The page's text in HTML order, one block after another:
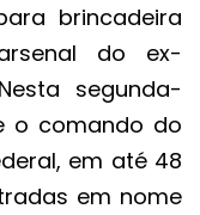
brincadeira
do ex-
segunda-
o comando do
em até 48
em nome